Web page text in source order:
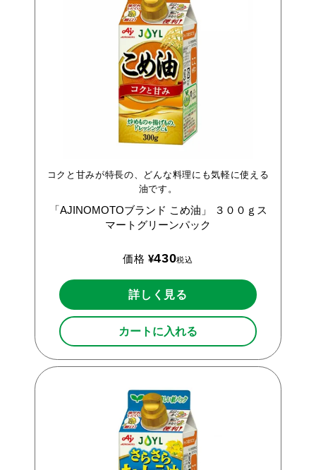
コクと甘みが特長の、どんな料理にも気軽に使える
油です。
「AJINOMOTOブランド こめ油」
３００ｇス
マートグリーンパック
価格 ¥430税込
詳しく見る
カートに入れる